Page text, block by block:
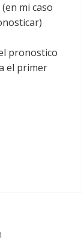
mi caso
pronostico
el primer